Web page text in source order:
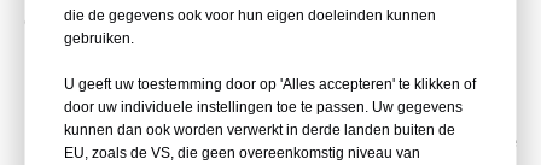
of ruige projecten.
De Plineasy Laser Level beschikt over een
hoogtewaarschuwingssysteem, een proactieve functie die
die de gegevens ook voor hun eigen doeleinden kunnen
gebruiken.
U geeft uw toestemming door op 'Alles accepteren' te klikken of
door uw individuele instellingen toe te passen. Uw gegevens
kunnen dan ook worden verwerkt in derde landen buiten de
EU, zoals de VS, die geen overeenkomstig niveau van